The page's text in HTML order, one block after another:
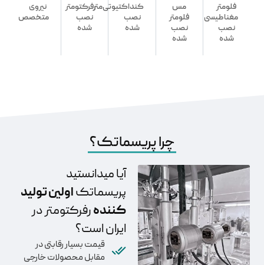
فلومتر
مغناطیسی
فلومتر
کنداکتیوتی‌متررفرکتومتر
نیروی
متخصص
چرا پریسماتک؟
آیا میدانستید
پریسماتکاولین تولید
کنندهرفرکتومتر در
ایران است؟
قیمت بسیار رقابتی در
مقابل محصولات خارجی